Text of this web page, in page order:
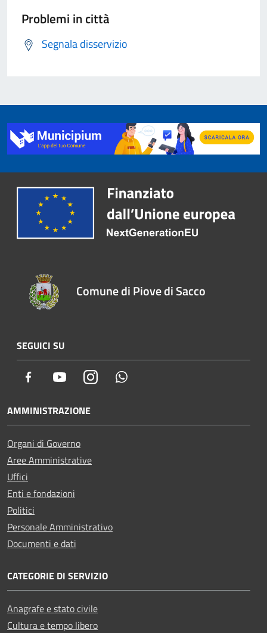
Problemi in città
Segnala disservizio
Comune di Piove di Sacco
SEGUICI SU
Facebook YoutubeInstagram
AMMINISTRAZIONE
Organi di Governo
Aree Amministrative
Uffici
Enti e fondazioni
Politici
Personale Amministrativo
Documenti e dati
CATEGORIE DI SERVIZIO
Anagrafe e stato civile
Cultura e tempo libero